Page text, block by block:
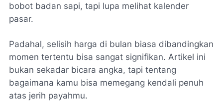
bobot badan sapi, tapi lupa melihat kalender
pasar.
Padahal, selisih harga di bulan biasa dibandingkan
momen tertentu bisa sangat signifikan. Artikel ini
bukan sekadar bicara angka, tapi tentang
bagaimana kamu bisa memegang kendali penuh
atas jerih payahmu.